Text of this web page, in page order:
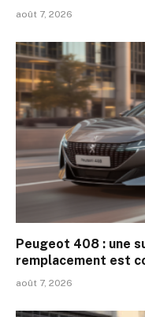
août 7, 2026
Peugeot 408 : une
remplacement est
août 7, 2026